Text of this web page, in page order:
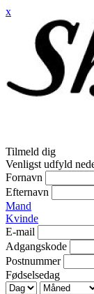
x
Tilmeld dig
Venligst udfyld
Fornavn
Efternavn
Mand
Kvinde
E-mail
Adgangskode
Postnummer
Fødselsedag